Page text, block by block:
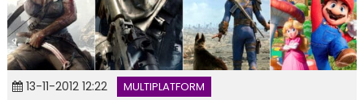
13-11-2012 12:22 MULTIPLATFORM